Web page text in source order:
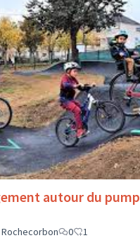
autour du pump
Rochecorbon
0 1